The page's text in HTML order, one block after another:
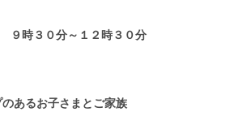
９時３０分～１２時３０分
あるお子さまとご家族